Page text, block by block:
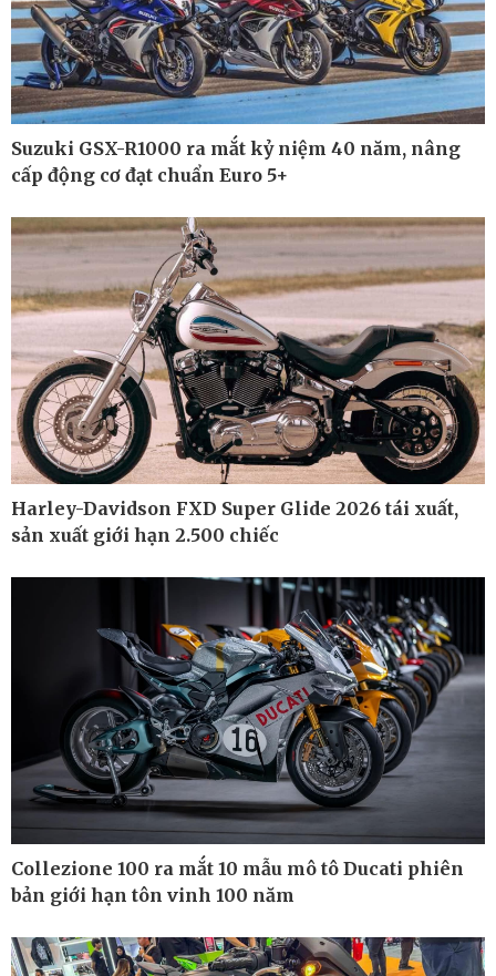
Kinh tế
Bất động sản
Khởi nghiệp
Thị trường
Giá vàng
Tiêu dùng
Tỷ giá
Chứng khoán
Giá cà phê
Tư vấn luật
Thể thao
Pickleball
Bóng đá quốc tế
Bóng đá Việt Nam
Thế giới thể thao
Lịch thi đấu bóng đá
eSports
Hậu trường
Suzuki GSX-R1000 ra mắt kỷ niệm 40 năm, nâng
cấp động cơ đạt chuẩn Euro 5+
Harley-Davidson FXD Super Glide 2026 tái xuất,
sản xuất giới hạn 2.500 chiếc
Collezione 100 ra mắt 10 mẫu mô tô Ducati phiên
bản giới hạn tôn vinh 100 năm